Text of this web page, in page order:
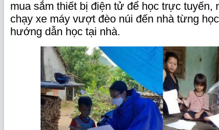
mua sắm thiết bị điện tử để học trực tuyến,
chạy xe máy vượt đèo núi đến nhà từng
hướng dẫn học tại nhà.